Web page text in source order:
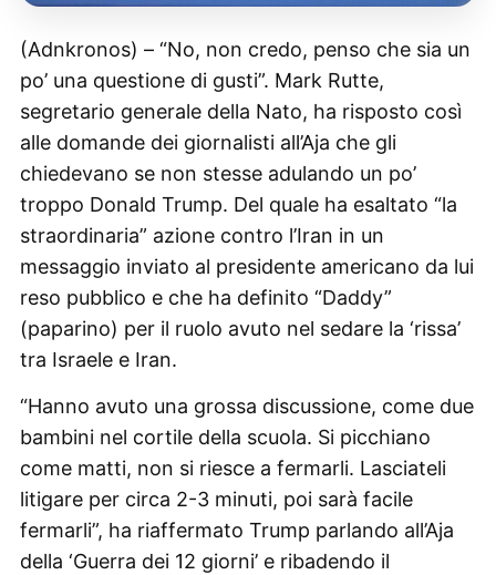
(Adnkronos) – “No, non credo, penso che sia un
po’ una questione di gusti”. Mark Rutte,
segretario generale della Nato, ha risposto così
alle domande dei giornalisti all’Aja che gli
chiedevano se non stesse adulando un po’
troppo Donald Trump. Del quale ha esaltato “la
straordinaria” azione contro l’Iran in un
messaggio inviato al presidente americano da lui
reso pubblico e che ha definito “Daddy”
(paparino) per il ruolo avuto nel sedare la ‘rissa’
tra Israele e Iran.
“Hanno avuto una grossa discussione, come due
bambini nel cortile della scuola. Si picchiano
come matti, non si riesce a fermarli. Lasciateli
litigare per circa 2-3 minuti, poi sarà facile
fermarli”, ha riaffermato Trump parlando all’Aja
della ‘Guerra dei 12 giorni’ e ribadendo il